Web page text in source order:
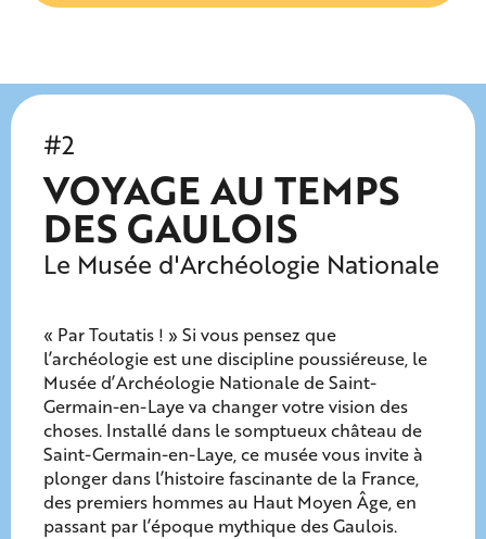
#2
VOYAGE AU TEMPS
DES GAULOIS
Le Musée d'Archéologie Nationale
« Par Toutatis ! » Si vous pensez que
l’archéologie est une discipline poussiéreuse, le
Musée d’Archéologie Nationale de Saint-
Germain-en-Laye va changer votre vision des
choses. Installé dans le somptueux château de
Saint-Germain-en-Laye, ce musée vous invite à
plonger dans l’histoire fascinante de la France,
des premiers hommes au Haut Moyen Âge, en
passant par l’époque mythique des Gaulois.